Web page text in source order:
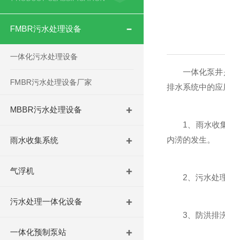
FMBR污水处理设备
一体化污水处理设备
FMBR污水处理设备厂家
MBBR污水处理设备
雨水收集系统
气浮机
污水处理一体化设备
一体化预制泵站
一体化泵井是
排水系统中的应
1、雨水收集
内涝的发生。
2、污水处理
3、防洪排涝